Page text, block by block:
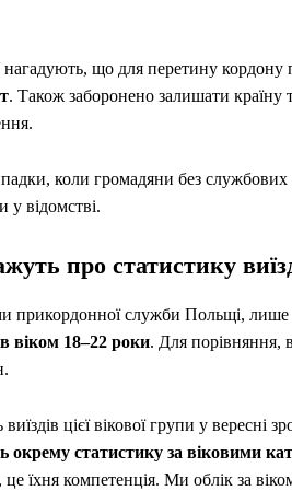
що для перетину кордону
. Також заборонено залишати країну
коли громадяни без службових
у відомстві.
про статистику
прикордонної служби Польщі, лише
віком 18–22 роки. Для порівняння,
виїздів цієї вікової групи у вересні
окрему статистику за віковими
це їхня компетенція. Ми облік за